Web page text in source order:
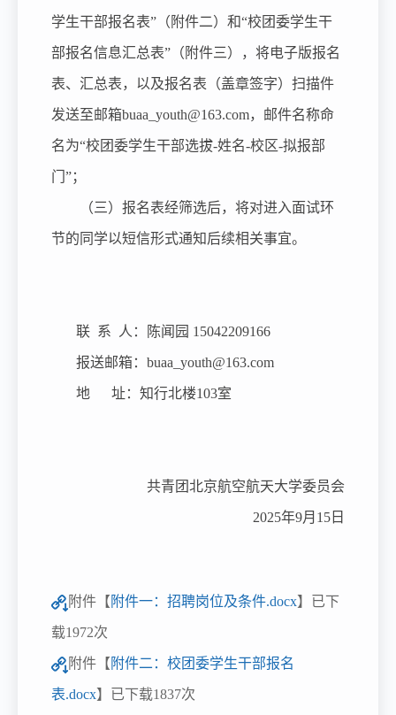
学生干部报名表”（附件二）和“校团委学生干
部报名信息汇总表”（附件三），将电子版报名
表、汇总表，以及报名表（盖章签字）扫描件
发送至邮箱buaa_youth@163.com，邮件名称命
名为“校团委学生干部选拔-姓名-校区-拟报部
门”；
（三）报名表经筛选后，将对进入面试环
节的同学以短信形式通知后续相关事宜。
联 系 人：陈闻园 15042209166
报送邮箱： buaa_youth@163.com
地 址：知行北楼103室
共青团北京航空航天大学委员会
2025年9月15日
附件【 附件一：招聘岗位及条件.docx】已下
载1972次
附件【 附件二：校团委学生干部报名
表.docx】已下载1837次